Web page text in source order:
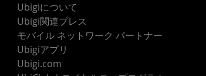
Ubigiについて
Ubigi関連プレス
モバイル ネットワーク パートナー
Ubigiアプリ
Ubigi.com